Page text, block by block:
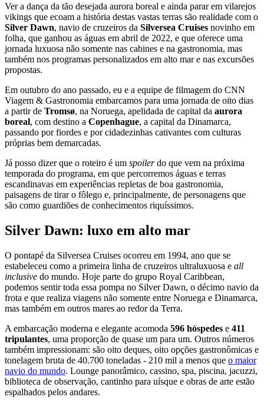
Ver a dança da tão desejada aurora boreal e ainda parar em vilarejos
vikings que ecoam a história destas vastas terras são realidade com o
Silver Dawn, navio de cruzeiros da Silversea Cruises novinho em
folha, que ganhou as águas em abril de 2022, e que oferece uma
jornada luxuosa não somente nas cabines e na gastronomia, mas
também nos programas personalizados em alto mar e nas excursões
propostas.
Em outubro do ano passado, eu e a equipe de filmagem do CNN
Viagem & Gastronomia embarcamos para uma jornada de oito dias
a partir de Tromsø, na Noruega, apelidada de capital da aurora
boreal, com destino a Copenhague, a capital da Dinamarca,
passando por fiordes e por cidadezinhas cativantes com culturas
próprias bem demarcadas.
Já posso dizer que o roteiro é um spoilerdo que vem na próxima
temporada do programa, em que percorremos águas e terras
escandinavas em experiências repletas de boa gastronomia,
paisagens de tirar o fôlego e, principalmente, de personagens que
são como guardiões de conhecimentos riquíssimos.
Silver Dawn: luxo em alto mar
O pontapé da Silversea Cruises ocorreu em 1994, ano que se
estabeleceu como a primeira linha de cruzeiros ultraluxuosa e all
inclusive do mundo. Hoje parte do grupo Royal Caribbean,
podemos sentir toda essa pompa no Silver Dawn, o décimo navio da
frota e que realiza viagens não somente entre Noruega e Dinamarca,
mas também em outros mares ao redor da Terra.
A embarcação moderna e elegante acomoda 596 hóspedes e 411
tripulantes, uma proporção de quase um para um. Outros números
também impressionam: são oito deques, oito opções gastronômicas e
tonelagem bruta de 40.700 toneladas - 210 mil a menos que o maior
navio do mundo. Lounge panorâmico, cassino, spa, piscina, jacuzzi,
biblioteca de observação, cantinho para uísque e obras de arte estão
espalhados pelos andares.